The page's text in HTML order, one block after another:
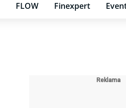
FLOW Finexpert